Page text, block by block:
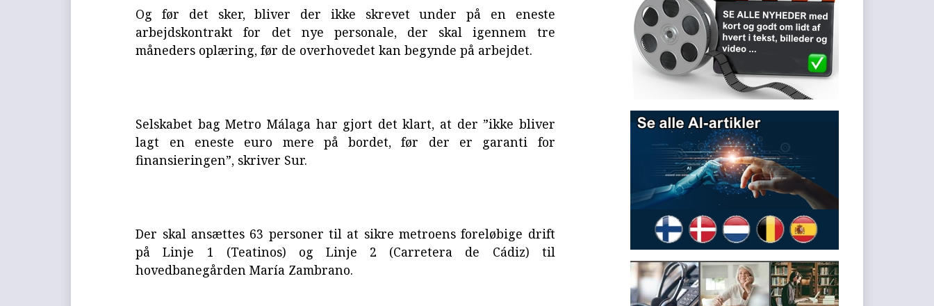
Og før det sker, bliver der ikke skrevet under på en eneste
arbejdskontrakt for det nye personale, der skal igennem tre
måneders oplæring, før de overhovedet kan begynde på arbejdet.
Selskabet bag Metro Málaga har gjort det klart, at der ”ikke bliver
lagt en eneste euro mere på bordet, før der er garanti for
finansieringen”, skriver Sur.
Der skal ansættes 63 personer til at sikre metroens foreløbige drift
på Linje 1 (Teatinos) og Linje 2 (Carretera de Cádiz) til
hovedbanegården María Zambrano.